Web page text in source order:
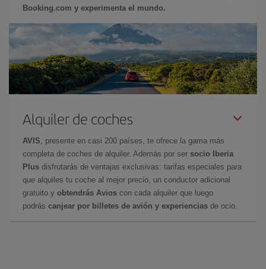
Booking.com y experimenta el mundo.
Alquiler de coches
AVIS , presente en casi 200 países, te ofrece la gama más
completa de coches de alquiler. Además por ser socio Iberia
Plus disfrutarás de ventajas exclusivas: tarifas especiales para
que alquiles tu coche al mejor precio, un conductor adicional
gratuito y obtendrás Avios con cada alquiler que luego
podrás canjear por billetes de avión y experiencias de ocio.